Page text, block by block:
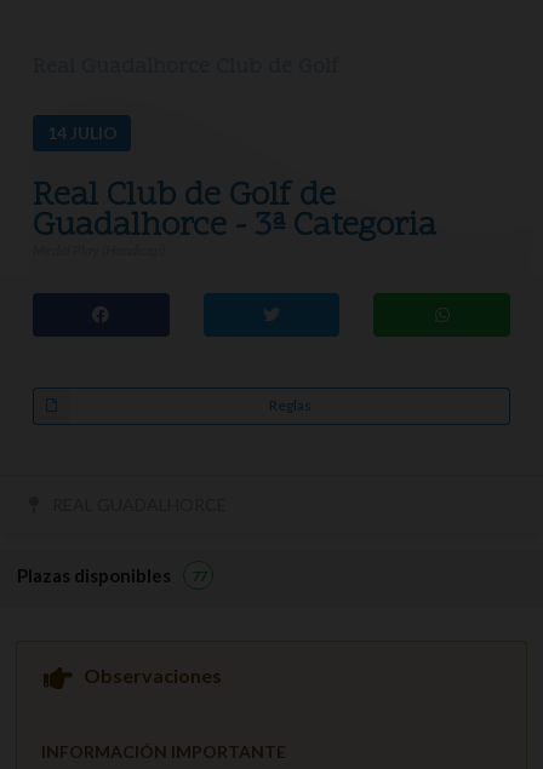
14 JULIO
Real Club de Golf de
Guadalhorce - 3ª Categoria
Reglas
Plazas disponibles 77
Observaciones
INFORMACIÓN IMPORTANTE